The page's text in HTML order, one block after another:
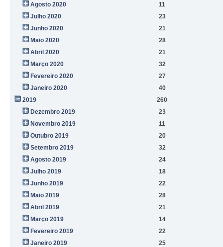
Agosto 2020
11
Julho 2020
23
Junho 2020
21
Maio 2020
28
Abril 2020
21
Março 2020
32
Fevereiro 2020
27
Janeiro 2020
40
2019
260
Dezembro 2019
23
Novembro 2019
11
Outubro 2019
20
Setembro 2019
32
Agosto 2019
24
Julho 2019
18
Junho 2019
22
Maio 2019
28
Abril 2019
21
Março 2019
14
Fevereiro 2019
22
Janeiro 2019
25